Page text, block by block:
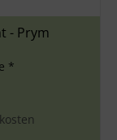
- Prym
*